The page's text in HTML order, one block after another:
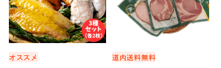
オススメ 道内送料無料